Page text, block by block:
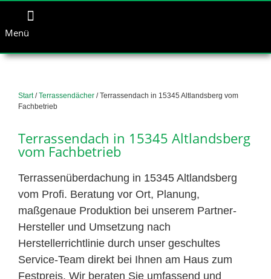
Menü
Start/Terrassendächer / Terrassendach in 15345 Altlandsberg vom
Fachbetrieb
Terrassendach in 15345 Altlandsberg
vom Fachbetrieb
Terrassenüberdachung in 15345 Altlandsberg
vom Profi. Beratung vor Ort, Planung,
maßgenaue Produktion bei unserem Partner-
Hersteller und Umsetzung nach
Herstellerrichtlinie durch unser geschultes
Service-Team direkt bei Ihnen am Haus zum
Festpreis. Wir beraten Sie umfassend und